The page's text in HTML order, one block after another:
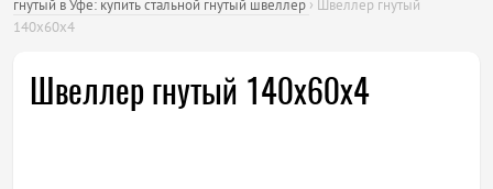
гнутый в Уфе: купить стальной гнутый швеллер › Швеллер гнутый
140х60х4
Швеллер гнутый 140х60х4